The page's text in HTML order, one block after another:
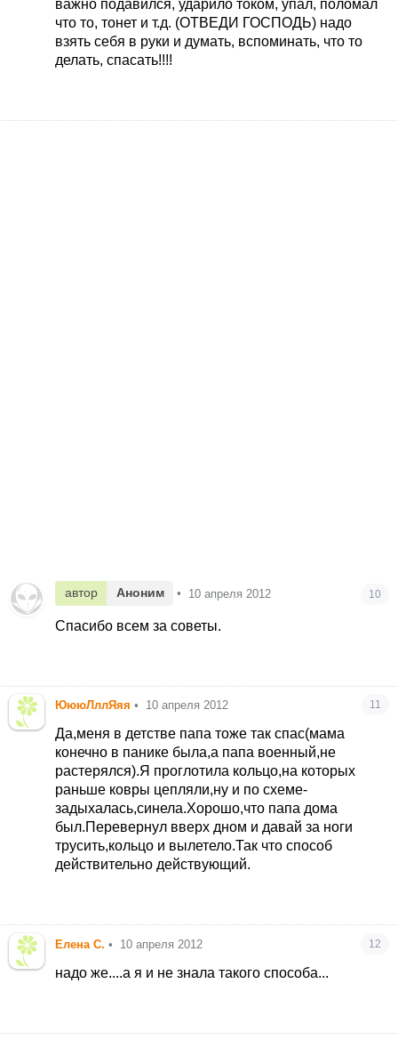
важно подавился, ударило током, упал, поломал
что то, тонет и т.д. (ОТВЕДИ ГОСПОДЬ) надо
взять себя в руки и думать, вспоминать, что то
делать, спасать!!!!
автор Аноним • 10 апреля 2012 10
Спасибо всем за советы.
ЮююЛллЯяя • 10 апреля 2012 11
Да,меня в детстве папа тоже так спас(мама
конечно в панике была,а папа военный,не
растерялся).Я проглотила кольцо,на которых
раньше ковры цепляли,ну и по схеме-
задыхалась,синела.Хорошо,что папа дома
был.Перевернул вверх дном и давай за ноги
трусить,кольцо и вылетело.Так что способ
действительно действующий.
Елена С. • 10 апреля 2012 12
надо же....а я и не знала такого способа...